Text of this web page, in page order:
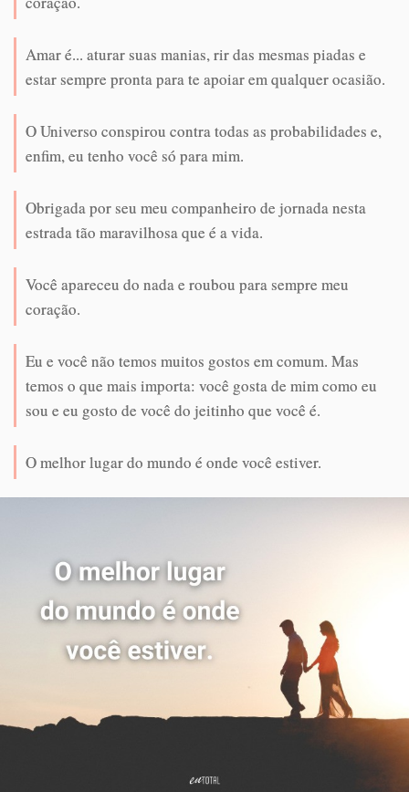
Amar é... aturar suas manias, rir das mesmas piadas e
estar sempre pronta para te apoiar em qualquer ocasião.
O Universo conspirou contra todas as probabilidades e,
enfim, eu tenho você só para mim.
Obrigada por seu meu companheiro de jornada nesta
estrada tão maravilhosa que é a vida.
Você apareceu do nada e roubou para sempre meu
coração.
Eu e você não temos muitos gostos em comum. Mas
temos o que mais importa: você gosta de mim como eu
sou e eu gosto de você do jeitinho que você é.
O melhor lugar do mundo é onde você estiver.